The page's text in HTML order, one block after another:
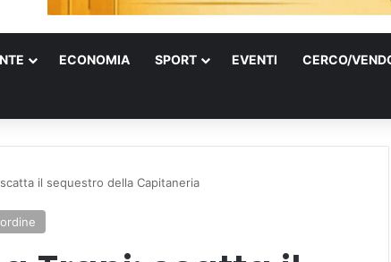
ECONOMIA SPORT EVENTI CERCO/
il sequestro della Capitaneria